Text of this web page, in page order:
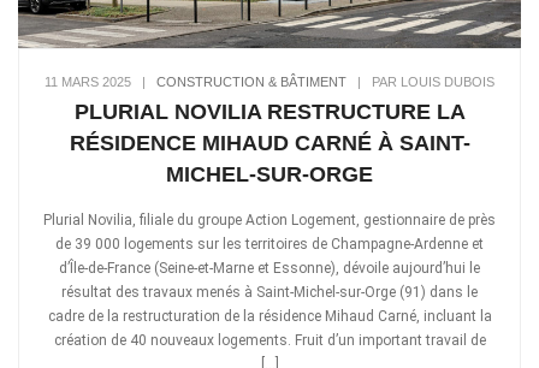
11 MARS 2025 | CONSTRUCTION & BÂTIMENT | PAR LOUIS DUBOIS
PLURIAL NOVILIA RESTRUCTURE LA
RÉSIDENCE MIHAUD CARNÉ À SAINT-
MICHEL-SUR-ORGE
Plurial Novilia, filiale du groupe Action Logement, gestionnaire de près
de 39 000 logements sur les territoires de Champagne-Ardenne et
d’Île-de-France (Seine-et-Marne et Essonne), dévoile aujourd’hui le
résultat des travaux menés à Saint-Michel-sur-Orge (91) dans le
cadre de la restructuration de la résidence Mihaud Carné, incluant la
création de 40 nouveaux logements. Fruit d’un important travail de
[…]